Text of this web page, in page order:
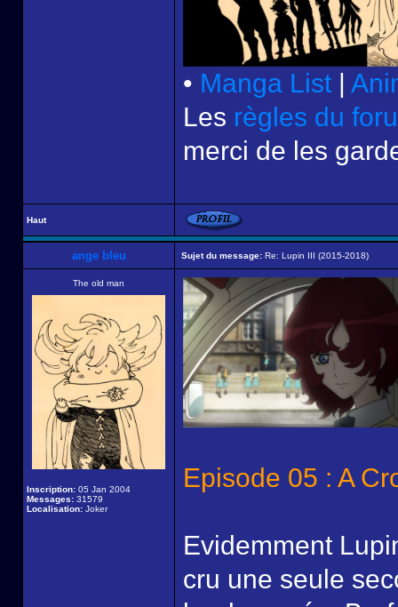
• Manga List |
Les règles du
merci de les
Haut
ange bleu Sujet du message: Re: Lupin III (2015-2018)
The old man
Inscription: 05 Jan 2004
Messages: 31579
Localisation: Joker
Episode 05 : A
Evidemment
cru une seule